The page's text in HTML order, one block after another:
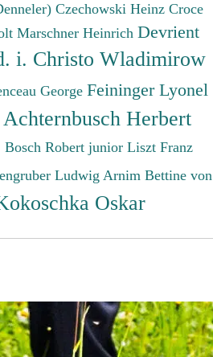
Czechowski Heinz Croce
Marschner Heinrich Devrient
i. Christo Wladimirow
George Feininger Lyonel
Achternbusch Herbert
Bosch Robert junior Liszt Franz
Ludwig Arnim Bettine von
Oskar